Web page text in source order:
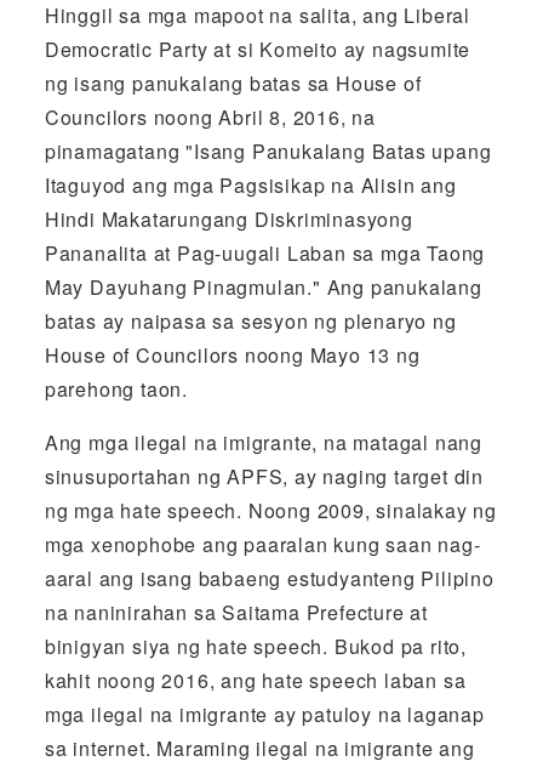
Hinggil sa mga mapoot na salita, ang Liberal
Democratic Party at si Komeito ay nagsumite
ng isang panukalang batas sa House of
Councilors noong Abril 8, 2016, na
pinamagatang "Isang Panukalang Batas upang
Itaguyod ang mga Pagsisikap na Alisin ang
Hindi Makatarungang Diskriminasyong
Pananalita at Pag-uugali Laban sa mga Taong
May Dayuhang Pinagmulan." Ang panukalang
batas ay naipasa sa sesyon ng plenaryo ng
House of Councilors noong Mayo 13 ng
parehong taon.
Ang mga ilegal na imigrante, na matagal nang
sinusuportahan ng APFS, ay naging target din
ng mga hate speech. Noong 2009, sinalakay ng
mga xenophobe ang paaralan kung saan nag-
aaral ang isang babaeng estudyanteng Pilipino
na naninirahan sa Saitama Prefecture at
binigyan siya ng hate speech. Bukod pa rito,
kahit noong 2016, ang hate speech laban sa
mga ilegal na imigrante ay patuloy na laganap
sa internet. Maraming ilegal na imigrante ang